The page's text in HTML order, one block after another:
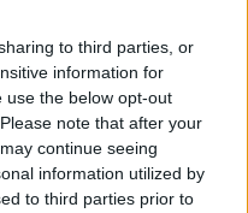
to third parties, or
information for
use the below opt-out
note that after your
continue seeing
information utilized by
to third parties prior to
parkovací automaty.
poblíž Svaté Hory